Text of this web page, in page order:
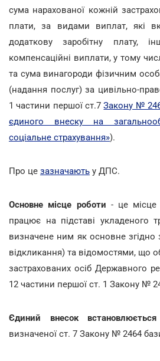
сума нарахованої кожній
плати, за видами виплат, які
додаткову заробітну плату,
компенсаційні виплати, у тому
та сума винагороди фізичним
(надання послуг) за цивільно-
1 частини першої ст.7Закону №
єдиного внеску на
соціальне страхування»).
Про це зазначають у ДПС.
Основне місце роботи - це місце
працює на підставі укладеного
визначене ним як основне
відкликання) та відомостями, що
застрахованих осіб Державного
12 частини першої ст. 1 Закону №
Єдиний внесок
визначеної ст. 7 Закону № 2464